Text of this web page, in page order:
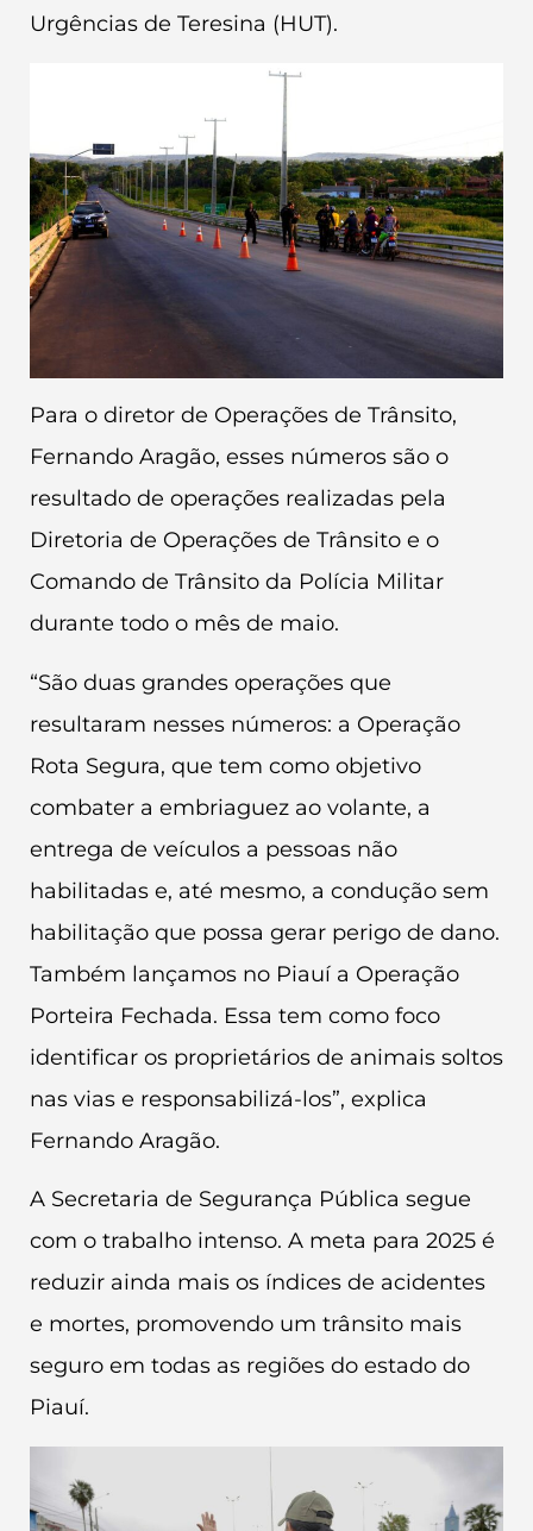
Urgências de Teresina (HUT).
Para o diretor de Operações de Trânsito,
Fernando Aragão, esses números são o
resultado de operações realizadas pela
Diretoria de Operações de Trânsito e o
Comando de Trânsito da Polícia Militar
durante todo o mês de maio.
“São duas grandes operações que
resultaram nesses números: a Operação
Rota Segura, que tem como objetivo
combater a embriaguez ao volante, a
entrega de veículos a pessoas não
habilitadas e, até mesmo, a condução sem
habilitação que possa gerar perigo de dano.
Também lançamos no Piauí a Operação
Porteira Fechada. Essa tem como foco
identificar os proprietários de animais soltos
nas vias e responsabilizá-los”, explica
Fernando Aragão.
A Secretaria de Segurança Pública segue
com o trabalho intenso. A meta para 2025 é
reduzir ainda mais os índices de acidentes
e mortes, promovendo um trânsito mais
seguro em todas as regiões do estado do
Piauí.